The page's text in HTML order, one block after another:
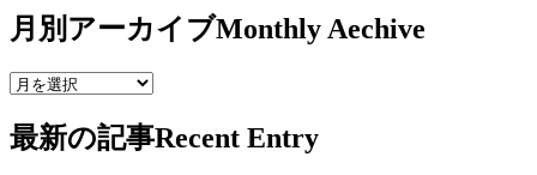
月別アーカイブMonthly Aechive
最新の記事Recent Entry